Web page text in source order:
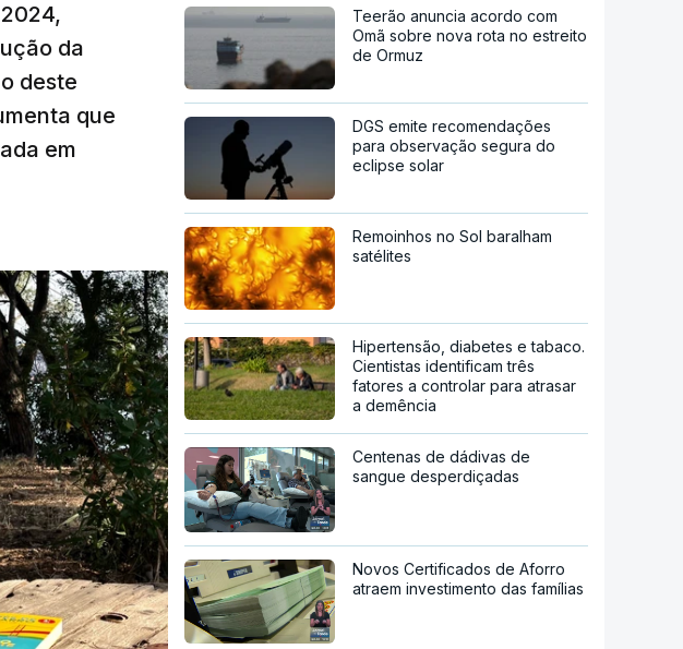
da
deste
que
em
Teerão anuncia acordo com
Omã sobre nova rota no estreito
de Ormuz
DGS emite recomendações
para observação segura do
eclipse solar
Remoinhos no Sol baralham
satélites
Hipertensão, diabetes e tabaco.
Cientistas identificam três
fatores a controlar para atrasar
a demência
Centenas de dádivas de
sangue desperdiçadas
Novos Certificados de Aforro
atraem investimento das famílias